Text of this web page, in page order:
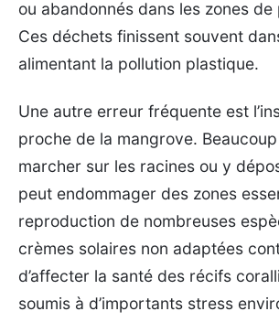
ou abandonnés dans les zones
Ces déchets finissent souvent
alimentant la pollution plastique.
Une autre erreur fréquente est
proche de la mangrove.
marcher sur les racines ou y
peut endommager des zones
reproduction de nombreuses
crèmes solaires non adaptées
d’affecter la santé des récifs
soumis à d’importants stress